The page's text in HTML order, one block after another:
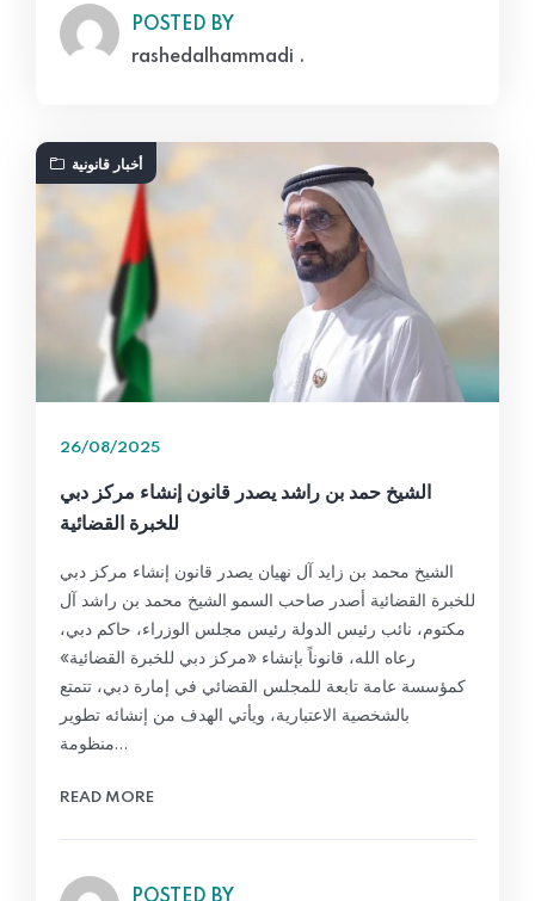
POSTED BY
rashedalhammadi .
أخبار قانونية
26/08/2025
الشيخ حمد بن راشد يصدر قانون إنشاء مركز دبي
للخبرة القضائية
الشيخ محمد بن زايد آل نهيان يصدر قانون إنشاء مركز دبي
للخبرة القضائية أصدر صاحب السمو الشيخ محمد بن راشد آل
مكتوم، نائب رئيس الدولة رئيس مجلس الوزراء، حاكم دبي،
رعاه الله، قانوناً بإنشاء «مركز دبي للخبرة القضائية»
كمؤسسة عامة تابعة للمجلس القضائي في إمارة دبي، تتمتع
بالشخصية الاعتبارية، ويأتي الهدف من إنشائه تطوير
منظومة…
READ MORE